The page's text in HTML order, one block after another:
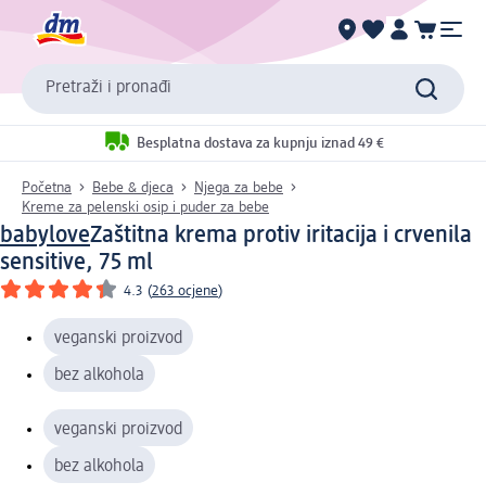
Pretraži i pronađi
Besplatna dostava za kupnju iznad 49 €
Početna Bebe & djeca
Njega za bebe
Kreme za pelenski osip i puder za bebe
babyloveZaštitna krema protiv iritacija i crvenila
sensitive, 75 ml
4.3 (263 ocjene)
veganski proizvod
bez alkohola
veganski proizvod
bez alkohola